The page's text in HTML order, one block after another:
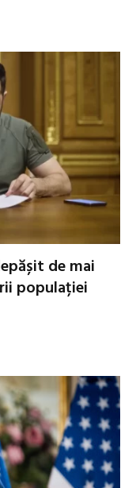
de mai
populației